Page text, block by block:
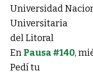
Universidad
Universitaria
del Litoral
En Pausa #140,
Pedí tu